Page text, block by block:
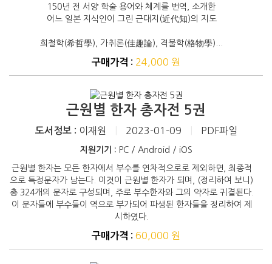
150년 전 서양 학술 용어와 체계를 번역, 소개한
어느 일본 지식인이 그린 근대지(近代知)의 지도
희철학(希哲學), 가취론(佳趣論), 격물학(格物學)...
구매가격 : 24,000 원
근원별 한자 총자전 5권
도서정보 : 이재원 2023-01-09 PDF파일
지원기기 : PC / Android / iOS
근원별 한자는 모든 한자에서 부수를 연차적으로로 제외하면, 최종적
으로 특정문자가 남는다. 이것이 근원별 한자가 되며, (정리하여 보니)
총 324개의 문자로 구성되며, 주로 부수한자와 그의 약자로 귀결된다.
이 문자들에 부수들이 역으로 부가되어 파생된 한자들을 정리하여 제
시하였다.
구매가격 : 60,000 원